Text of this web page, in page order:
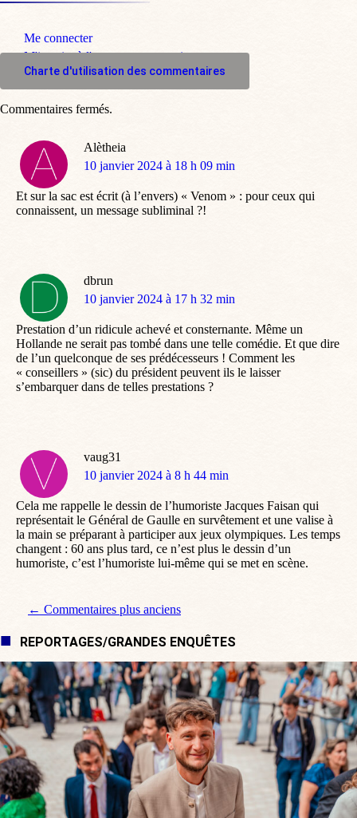
Me connecter
M'inscrire à l'espace commentaire
Charte d'utilisation des commentaires
Alètheia
dit
10 janvier 2024 à 18 h 09 min
Et sur la sac est écrit (à l’envers) « Venom » : pour ceux qui
connaissent, un message subliminal ?!
dbrun
dit
10 janvier 2024 à 17 h 32 min
Prestation d’un ridicule achevé et consternante. Même un
Hollande ne serait pas tombé dans une telle comédie. Et que dire
de l’un quelconque de ses prédécesseurs ! Comment les
« conseillers » (sic) du président peuvent ils le laisser
s’embarquer dans de telles prestations ?
vaug31
dit
10 janvier 2024 à 8 h 44 min
Cela me rappelle le dessin de l’humoriste Jacques Faisan qui
représentait le Général de Gaulle en survêtement et une valise à
la main se préparant à participer aux jeux olympiques. Les temps
changent : 60 ans plus tard, ce n’est plus le dessin d’un
humoriste, c’est l’humoriste lui-même qui se met en scène.
Navigation de commentaire
← Commentaires plus anciens
Commentaires fermés.
REPORTAGES/GRANDES ENQUÊTES